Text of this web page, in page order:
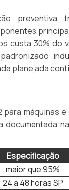
preventiva
custa 30% do
planejada
para máquinas
documentada
Especificação
maior que 95%
24 a 48 horas SP